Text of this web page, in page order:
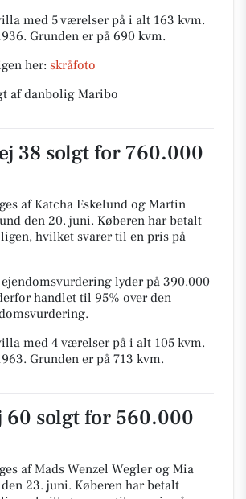
med 5 værelser på i alt 163 kvm.
Grunden er på 690 kvm.
her: skråfoto
af danbolig Maribo
38 solgt for 760.000
af Katcha Eskelund og Martin
den 20. juni. Køberen har betalt
hvilket svarer til en pris på
lyder på 390.000
handlet til 95% over den
med 4 værelser på i alt 105 kvm.
Grunden er på 713 kvm.
60 solgt for 560.000
af Mads Wenzel Wegler og Mia
23. juni. Køberen har betalt